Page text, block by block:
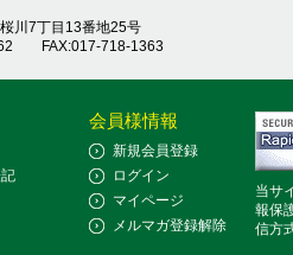
川7丁目13番地25号
FAX:017-718-1363
会員様情報
新規会員登録
ログイン
マイページ
メルマガ登録解除
当サ
報保
信方